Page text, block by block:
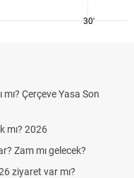
30'
Çerçeve Yasa Son
mı? 2026
Zam mı gelecek?
ziyaret var mı?